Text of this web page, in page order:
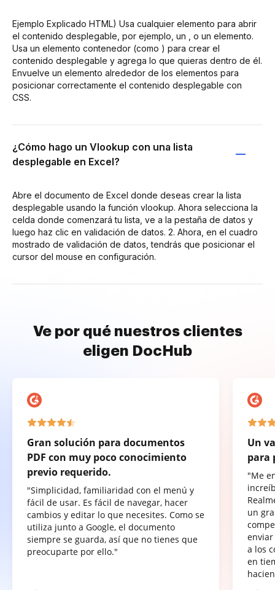
Ejemplo Explicado HTML) Usa cualquier elemento para abrir
el contenido desplegable, por ejemplo, un , o un elemento.
Usa un elemento contenedor (como ) para crear el
contenido desplegable y agrega lo que quieras dentro de él.
Envuelve un elemento alrededor de los elementos para
posicionar correctamente el contenido desplegable con
CSS.
¿Cómo hago un Vlookup con una lista
desplegable en Excel?
Abre el documento de Excel donde deseas crear la lista
desplegable usando la función vlookup. Ahora selecciona la
celda donde comenzará tu lista, ve a la pestaña de datos y
luego haz clic en validación de datos. 2. Ahora, en el cuadro
mostrado de validación de datos, tendrás que posicionar el
cursor del mouse en configuración.
Ve por qué nuestros clientes
eligen DocHub
Gran solución para documentos
PDF con muy poco conocimiento
previo requerido.
"Simplicidad, familiaridad con el menú y
fácil de usar. Es fácil de navegar, hacer
cambios y editar lo que necesites. Como se
utiliza junto a Google, el documento
siempre se guarda, así que no tienes que
preocuparte por ello."
Un
para
"Me
un
a los
en